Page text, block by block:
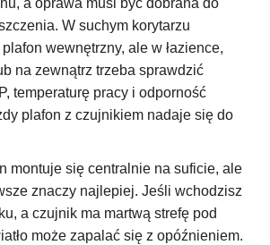
a oprawa musi być dobrana do
W suchym korytarzu
wewnętrzny, ale w łazience,
na zewnątrz trzeba sprawdzić
temperaturę pracy i odporność
plafon z czujnikiem nadaje się do
montuje się centralnie na suficie, ale
znaczy najlepiej. Jeśli wchodzisz
a czujnik ma martwą strefę pod
może zapalać się z opóźnieniem.